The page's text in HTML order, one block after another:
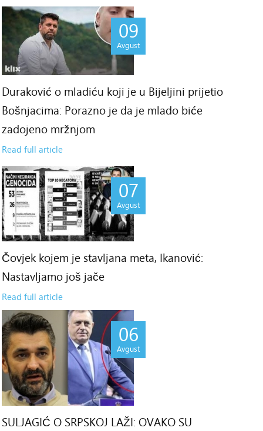
09
Avgust
Duraković o mladiću koji je u Bijeljini prijetio
Bošnjacima: Porazno je da je mlado biće
zadojeno mržnjom
Read full article
07
Avgust
Čovjek kojem je stavljana meta, Ikanović:
Nastavljamo još jače
Read full article
06
Avgust
SULJAGIĆ O SRPSKOJ LAŽI: OVAKO SU